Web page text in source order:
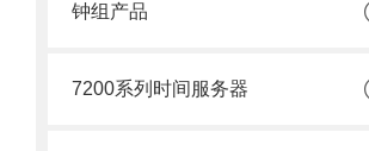
钟组产品
7200系列时间服务器